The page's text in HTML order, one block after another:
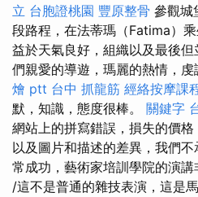
立 台胞證桃園 豐原整骨 參觀城
段路程，在法蒂瑪（Fatima）乘
益於天氣良好，組織以及最後
們親愛的導遊，瑪麗的熱情，虔
燴 ptt 台中 抓龍筋 經絡按摩課
默，知識，態度很棒。 關鍵字
網站上的拼寫錯誤，損失的價
以及圖片和描述的差異，我們
常成功，藝術家培訓學院的演講
/這不是普通的雜技表演，這是